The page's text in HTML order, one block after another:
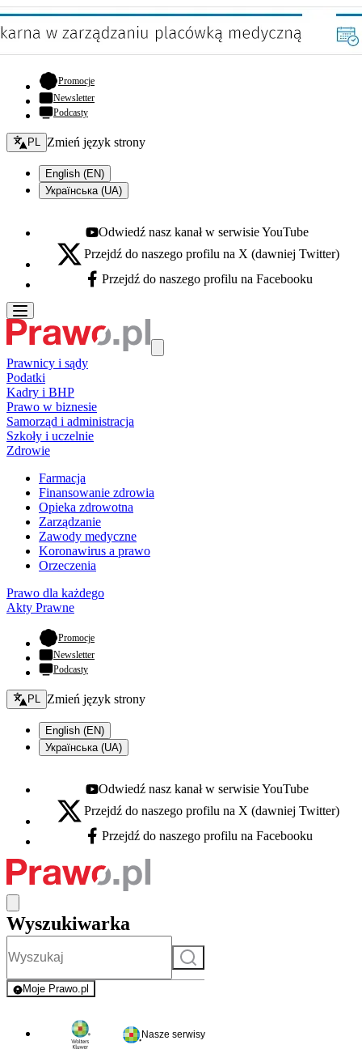
Promocje- otwiera się w nowej karcie
Newsletter
Podcasty
Zmień język - bieżący:
PL Zmień język strony
English (EN)
Українська (UA)
Youtube - otwiera się w nowej karcie
Odwiedź nasz kanał w serwisie YouTube
X - otwiera się w nowej karcie
Przejdź do naszego profilu na X (dawniej Twitter)
Facebook - otwiera się w nowej karcie
Przejdź do naszego profilu na Facebooku
Prawnicy i sądy
Podatki
Kadry i BHP
Prawo w biznesie
Samorząd i administracja
Szkoły i uczelnie
Zdrowie
Farmacja
Finansowanie zdrowia
Opieka zdrowotna
Zarządzanie
Zawody medyczne
Koronawirus a prawo
Orzeczenia
Prawo dla każdego
Akty Prawne
Promocje- otwiera się w nowej karcie
Newsletter
Podcasty
Zmień język - bieżący:
PL Zmień język strony
English (EN)
Українська (UA)
Youtube - otwiera się w nowej karcie
Odwiedź nasz kanał w serwisie YouTube
X - otwiera się w nowej karcie
Przejdź do naszego profilu na X (dawniej Twitter)
Facebook - otwiera się w nowej karcie
Przejdź do naszego profilu na Facebooku
Wyszukiwarka
Szukaj
Moje Prawo.pl
- rejestracja i logowanie do serwisu
Nasze serwisy